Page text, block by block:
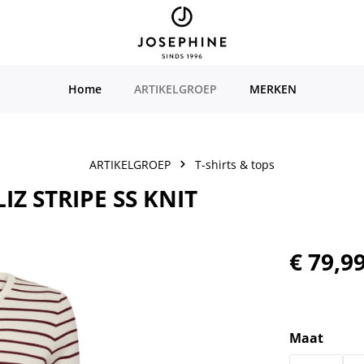
Home ARTIKELGROEP MERKEN
ARTIKELGROEP T-shirts & tops
STRIPE SS KNIT
Normale prijs:
€
Selecteer
Maat